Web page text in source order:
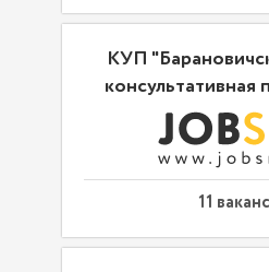
КУП
консультативная
11